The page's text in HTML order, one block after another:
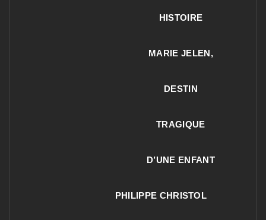
HISTOIRE
MARIE JELEN,
DESTIN
TRAGIQUE
D’UNE ENFANT
PHILIPPE CHRISTOL